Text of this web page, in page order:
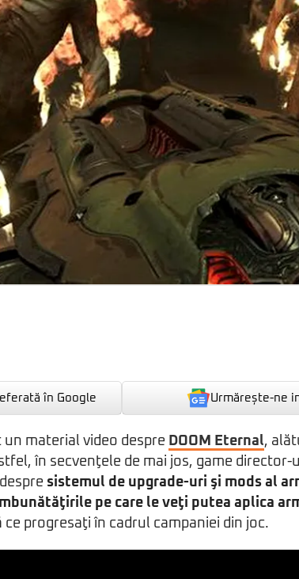
în Google Urmărește-ne
un material video despre DOOM Eternal,
în secvenţele de mai jos, game director-
sistemul de upgrade-uri şi mods al
pe care le veţi putea aplica
progresaţi în cadrul campaniei din joc.